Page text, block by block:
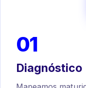
01
Diagnóstico